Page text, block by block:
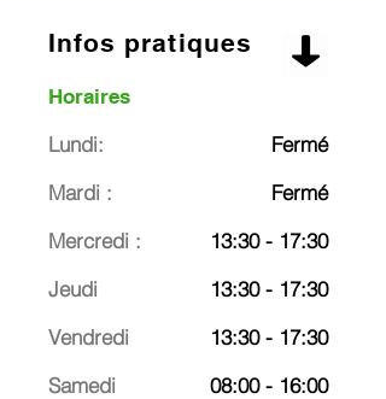
Infos pratiques
Horaires
Lundi:
Mardi :
Mercredi :
Jeudi
Vendredi
Samedi
Fermé
Fermé
13:30 - 17:30
13:30 - 17:30
13:30 - 17:30
08:00 - 16:00